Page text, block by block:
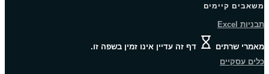
משאבים קיימים
תבניות Excel
מאמרי שרתים
דף זה עדיין אינו זמין בשפה זו.
כלים עסקיים